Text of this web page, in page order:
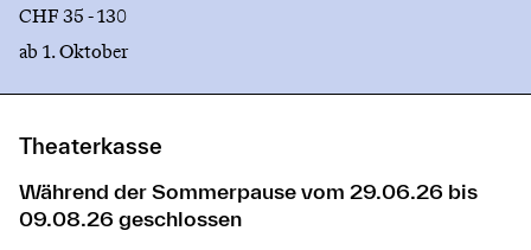
CHF 35 - 130
ab 1. Oktober
Theaterkasse
Während der Sommerpause vom 29.06.26 bis
09.08.26 geschlossen